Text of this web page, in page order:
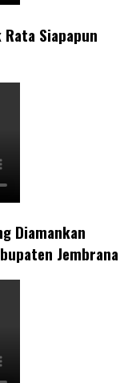
Siapapun
Diamankan
Jembrana